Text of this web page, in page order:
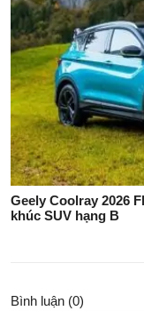
Geely Coolray 2026
khúc SUV hạng B
Bình luận (0)